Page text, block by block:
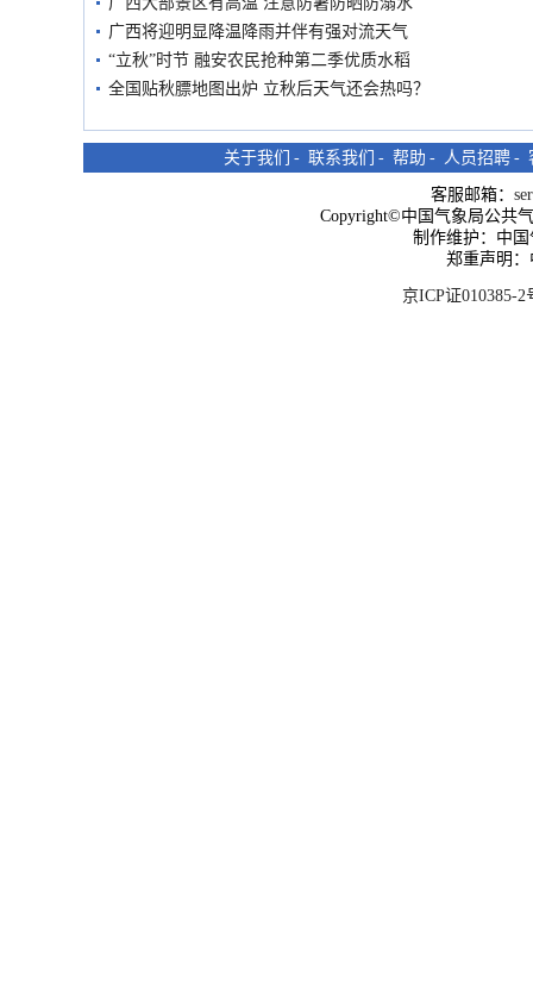
广西将迎明显降温降雨并伴有强对流天气
“立秋”时节 融安农民抢种第二季优质水稻
全国贴秋膘地图出炉 立秋后天气还会热吗？
关于我们 - 联系我们 - 帮助 - 人员招聘 -
客服邮箱：
Copyright©中国气象局公共
制作维护：中
郑重声明
京ICP证010385-2